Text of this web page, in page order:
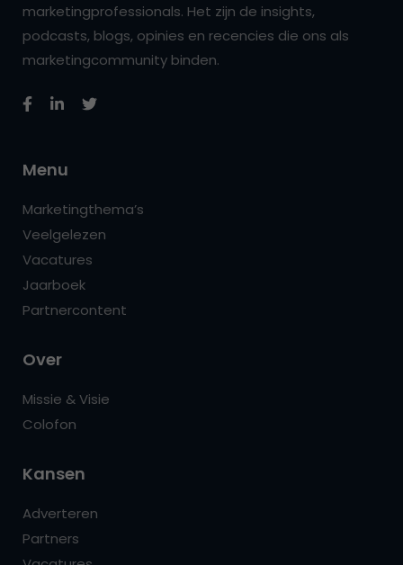
marketingprofessionals. Het zijn de insights,
podcasts, blogs, opinies en recencies die ons als
marketingcommunity binden.
Menu
Marketingthema’s
Veelgelezen
Vacatures
Jaarboek
Partnercontent
Over
Missie & Visie
Colofon
Kansen
Adverteren
Partners